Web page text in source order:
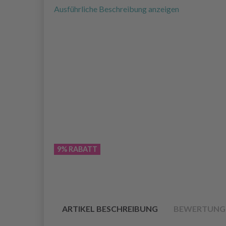
Ausführliche Beschreibung anzeigen
9% RABATT
ARTIKEL BESCHREIBUNG